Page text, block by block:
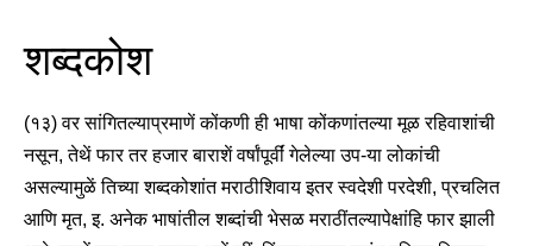
शब्दकोश
(१३) वर सांगितल्याप्रमाणें कोंकणी ही भाषा कोंकणांतल्या मूळ रहिवाशांची
नसून, तेथें फार तर हजार बाराशें वर्षांपूर्वीं गेलेल्या उप-या लोकांची
असल्यामुळें तिच्या शब्दकोशांत मराठीशिवाय इतर स्वदेशी परदेशी, प्रचलित
आणि मृत, इ. अनेक भाषांतील शब्दांची भेसळ मराठींतल्यापेक्षांहि फार झाली